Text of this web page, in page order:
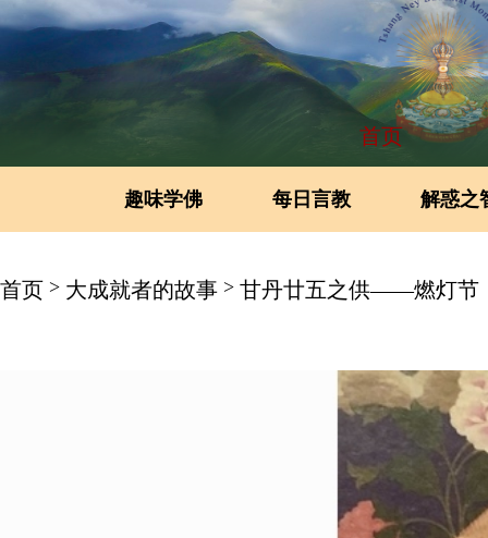
首页
趣味学佛 每日言教 解惑之
首页 > 大成就者的故事 > 甘丹廿五之供——燃灯节